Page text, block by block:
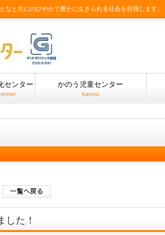
なと共にのびやかで豊かに生きられる社会を目指します。
センター かのう児童センター
kanou
した！